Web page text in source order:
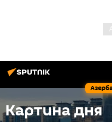
Картина дня